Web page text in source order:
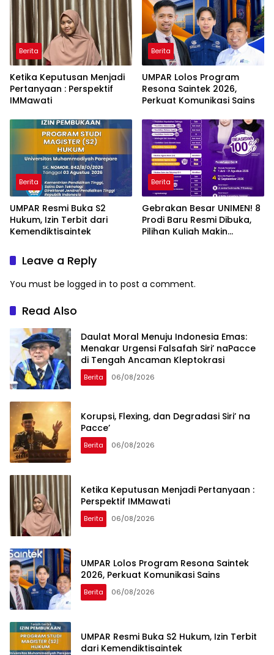
Berita
Ketika Keputusan Menjadi
Pertanyaan : Perspektif
IMMawati
Berita
UMPAR Lolos Program
Resona Saintek 2026,
Perkuat Komunikasi Sains
Berita
UMPAR Resmi Buka S2
Hukum, Izin Terbit dari
Kemendiktisaintek
Berita
Gebrakan Besar UNIMEN! 8
Prodi Baru Resmi Dibuka,
Pilihan Kuliah Makin
Leave a Reply
You must be logged in to post a comment.
Read Also
Daulat Moral Menuju Indonesia Emas:
Menakar Urgensi Falsafah Siri’ naPacce
di Tengah Ancaman Kleptokrasi
Berita 06/08/2026
Korupsi, Flexing, dan Degradasi Siri’ na
Pacce’
Berita 06/08/2026
Ketika Keputusan Menjadi Pertanyaan :
Perspektif IMMawati
Berita 06/08/2026
UMPAR Lolos Program Resona Saintek
2026, Perkuat Komunikasi Sains
Berita 06/08/2026
UMPAR Resmi Buka S2 Hukum, Izin Terbit
dari Kemendiktisaintek